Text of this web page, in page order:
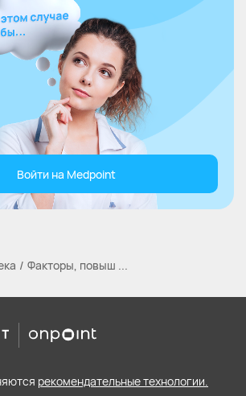
Войти на Medpoint
Факторы, повыш ...
рекомендательные технологии.